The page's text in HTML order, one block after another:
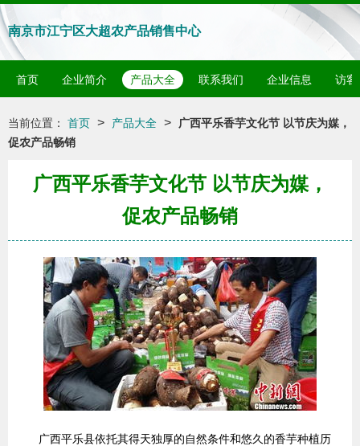
南京市江宁区大超农产品销售中心
首页 企业简介 产品大全 联系我们 企业信息 访客
当前位置： 首页 > 产品大全 >
广西平乐香芋文化节 以节庆为媒，
促农产品畅销
广西平乐香芋文化节 以节庆为媒，
促农产品畅销
广西平乐县依托其得天独厚的自然条件和悠久的香芋种植历